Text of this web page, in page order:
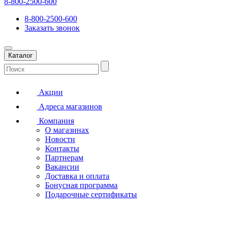
8-800-2500-600
Заказать звонок
Каталог
Акции
Адреса магазинов
Компания
О магазинах
Новости
Контакты
Партнерам
Вакансии
Доставка и оплата
Бонусная программа
Подарочные сертификаты